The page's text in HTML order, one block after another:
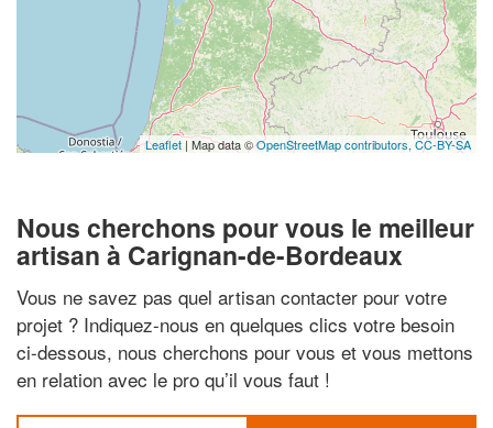
Leaflet | Map data ©OpenStreetMap contributors,CC-BY-SA
Nous cherchons pour vous le meilleur
artisan à Carignan-de-Bordeaux
Vous ne savez pas quel artisan contacter pour votre
projet ? Indiquez-nous en quelques clics votre besoin
ci-dessous, nous cherchons pour vous et vous mettons
en relation avec le pro qu’il vous faut !